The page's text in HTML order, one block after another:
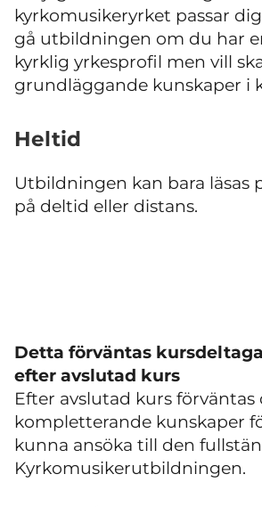
kyrkomusikeryrket passar
gå utbildningen om du har
kyrklig yrkesprofil men vill
grundläggande kunskaper i
Heltid
Utbildningen kan bara läsas
på deltid eller distans.
Detta förväntas
efter avslutad kurs
Efter avslutad kurs
kompletterande kunskaper
kunna ansöka till den
Kyrkomusikerutbildningen.